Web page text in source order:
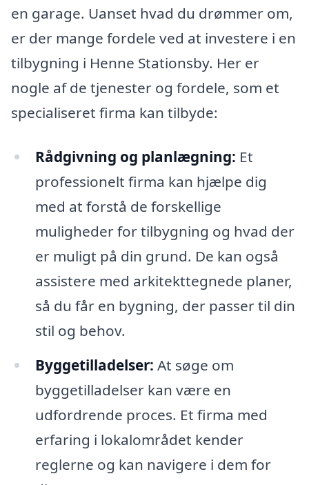
en garage. Uanset hvad du drømmer om,
er der mange fordele ved at investere i en
tilbygning i Henne Stationsby. Her er
nogle af de tjenester og fordele, som et
specialiseret firma kan tilbyde:
Rådgivning og planlægning: Et
professionelt firma kan hjælpe dig
med at forstå de forskellige
muligheder for tilbygning og hvad der
er muligt på din grund. De kan også
assistere med arkitekttegnede planer,
så du får en bygning, der passer til din
stil og behov.
Byggetilladelser: At søge om
byggetilladelser kan være en
udfordrende proces. Et firma med
erfaring i lokalområdet kender
reglerne og kan navigere i dem for